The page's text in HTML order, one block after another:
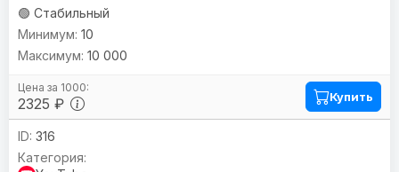
🟢 Стабильный
2325 ₽
10
10 000
Купить
316